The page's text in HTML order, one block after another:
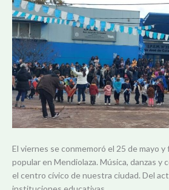
El viernes se conmemoró el 25 de mayo
popular en Mendiolaza. Música, danzas y
el centro cívico de nuestra ciudad. Del